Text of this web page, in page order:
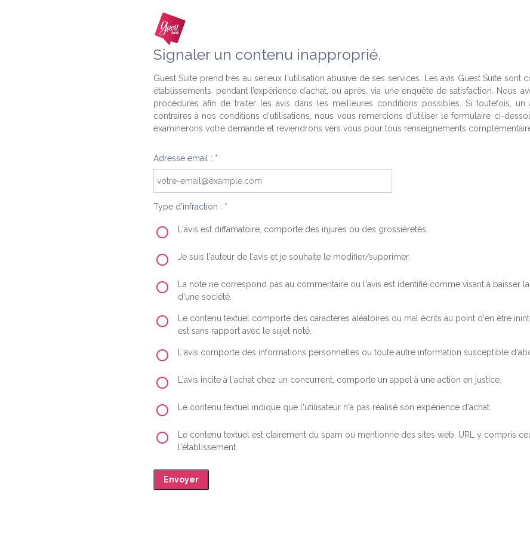
Signaler un contenu inapproprié.
Guest Suite prend très au sérieux l'utilisation abusive de ses services. Les avis Guest Suite sont
établissements, pendant l’expérience d’achat, ou après, via une enquête de satisfaction. Nous
procédures afin de traiter les avis dans les meilleures conditions possibles. Si toutefois, un
contraires à nos conditions d'utilisations, nous vous remercions d'utiliser le formulaire ci-
examinerons votre demande et reviendrons vers vous pour tous renseignements
Adresse email : *
Type d'infraction : *
L'avis est diffamatoire, comporte des injures ou des grossièretés.
Je suis l'auteur de l'avis et je souhaite le modifier/supprimer.
La note ne correspond pas au commentaire ou l'avis est identifié comme visant à baisser
d'une société.
Le contenu textuel comporte des caractères aléatoires ou mal écrits au point d'en être
est sans rapport avec le sujet noté.
L'avis comporte des informations personnelles ou toute autre information susceptible
L'avis incite à l'achat chez un concurrent, comporte un appel à une action en justice.
Le contenu textuel indique que l'utilisateur n'a pas réalisé son expérience d'achat.
Le contenu textuel est clairement du spam ou mentionne des sites web, URL y compris
l'établissement.
Envoyer